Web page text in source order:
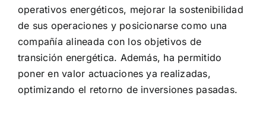
operativos energéticos, mejorar la sostenibilidad
de sus operaciones y posicionarse como una
compañía alineada con los objetivos de
transición energética. Además, ha permitido
poner en valor actuaciones ya realizadas,
optimizando el retorno de inversiones pasadas.